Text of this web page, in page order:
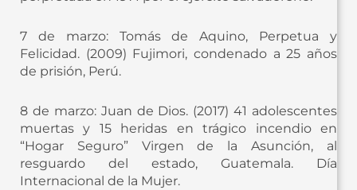
7 de marzo: Tomás de Aquino, Perpetua y
Felicidad. (2009) Fujimori, condenado a 25 años
de prisión, Perú.
8 de marzo: Juan de Dios. (2017) 41 adolescentes
muertas y 15 heridas en trágico incendio en
“Hogar Seguro” Virgen de la Asunción, al
resguardo del estado, Guatemala. Día
Internacional de la Mujer.